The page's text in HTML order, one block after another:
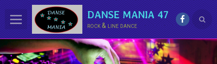
DANSE MANIA 47
rock & line dance
ACCUEIL